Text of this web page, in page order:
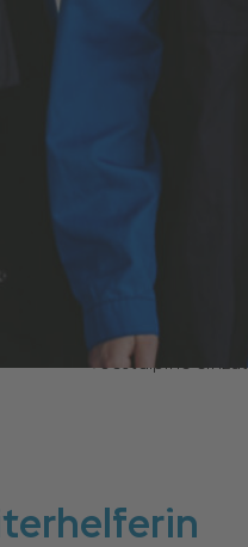
Der Start in die
viele Fragen
Vorstellung von
besuchst uns am
voestalpine